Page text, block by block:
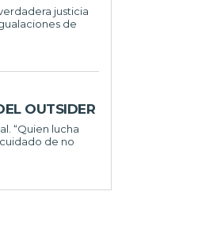
justicia
de
OUTSIDER
“Quien lucha
de no